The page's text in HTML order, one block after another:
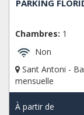
PARKING
Chambres: 1
Non
Sant Antoni -
mensuelle
À partir de